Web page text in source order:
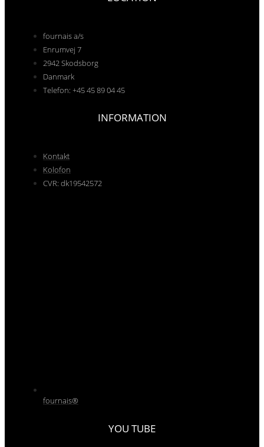
fournais a/s
Enrumvej 7
2942 Skodsborg
Danmark
Telefon: +45 45 89 04 45
INFORMATION
Kontakt
Kolofon
CVR: dk19542572
fournais®
YOU TUBE